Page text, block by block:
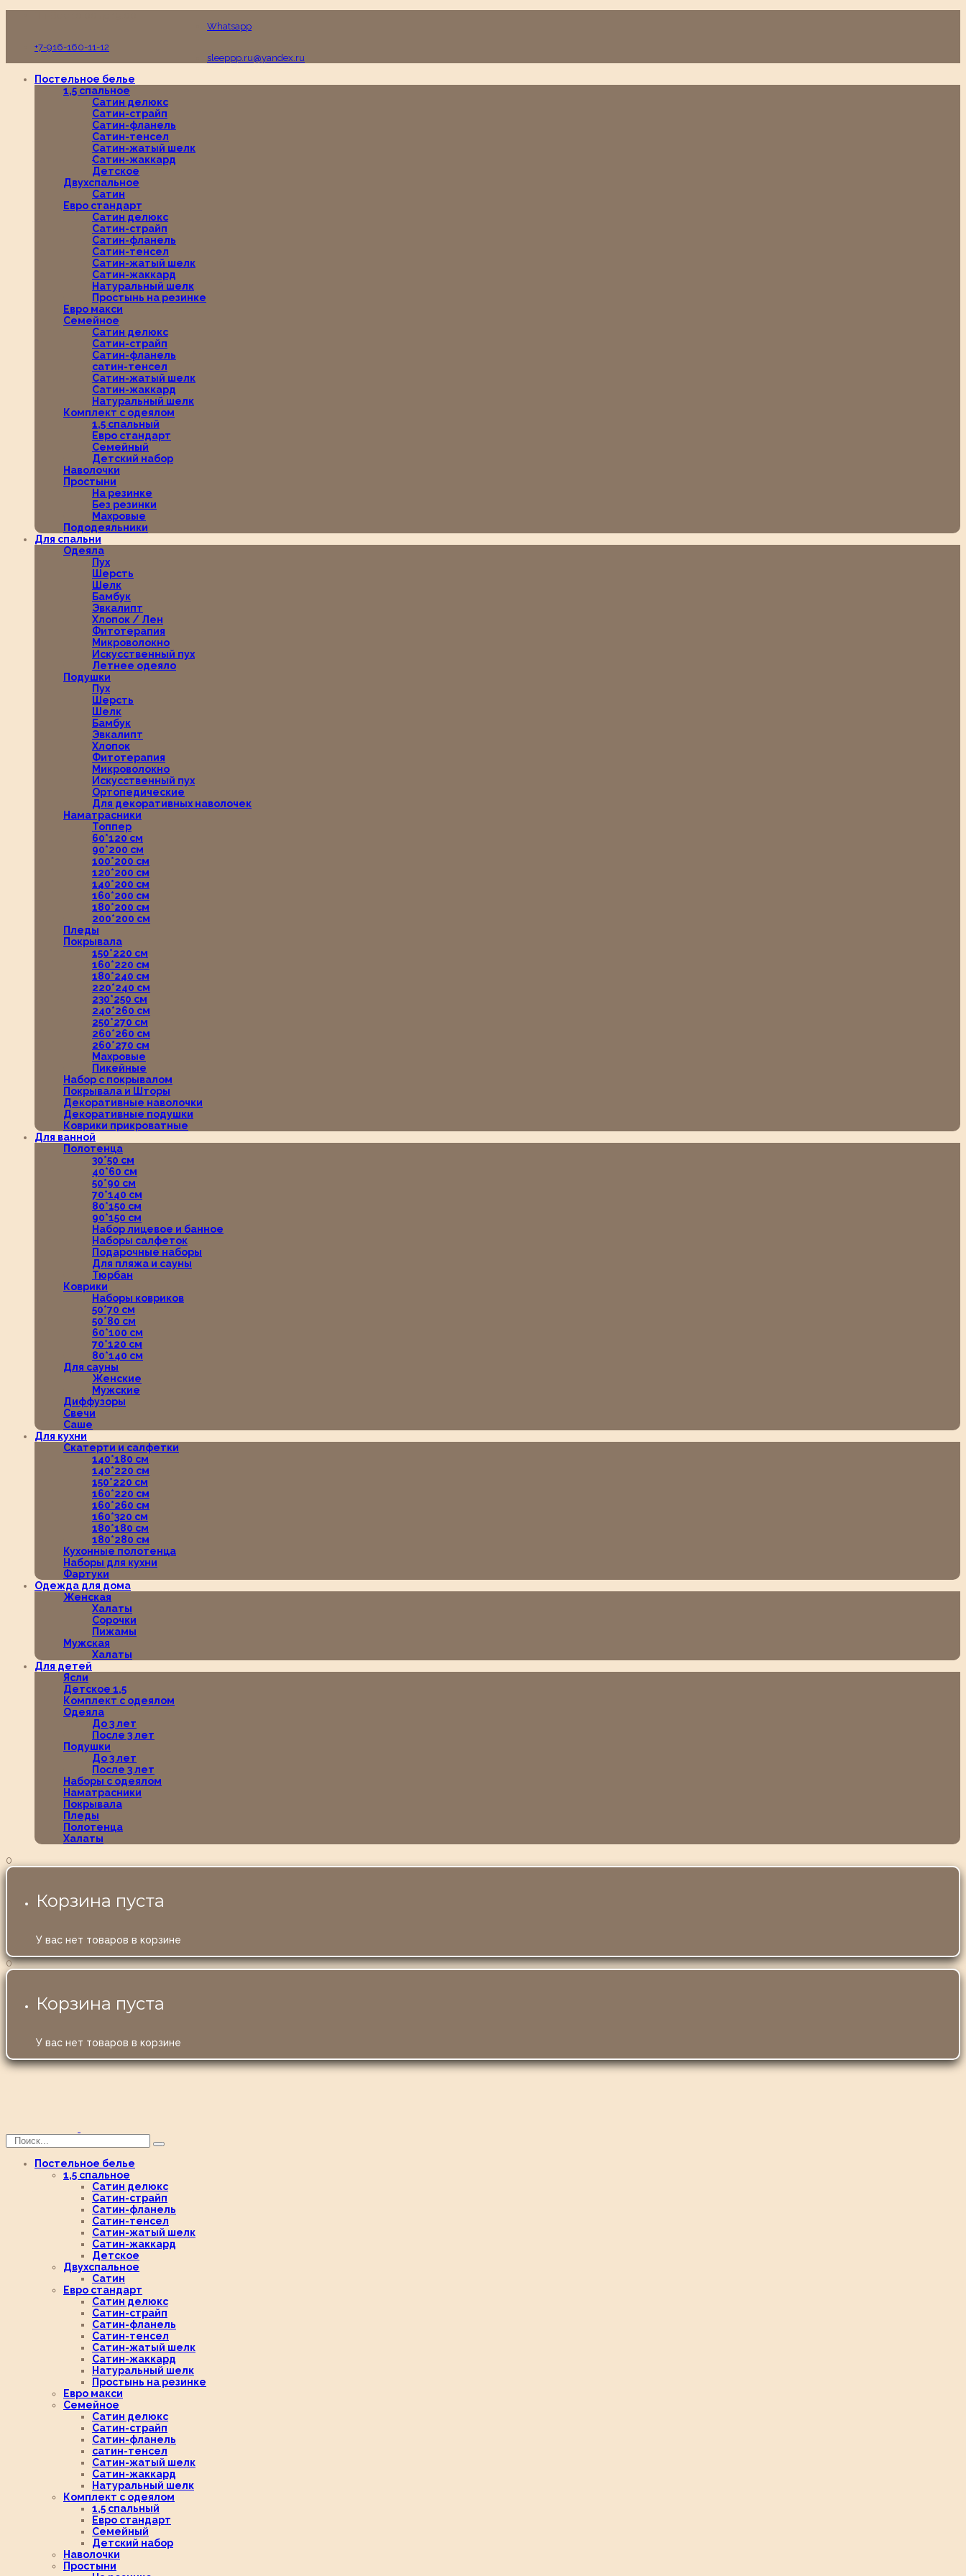
Whatsapp
+7-916-160-11-12
sleeppp.ru@yandex.ru
Постельное белье
1,5 спальное
Сатин делюкс
Сатин-страйп
Сатин-фланель
Сатин-тенсел
Сатин-жатый шелк
Сатин-жаккард
Детское
Двухспальное
Сатин
Евро стандарт
Сатин делюкс
Сатин-страйп
Сатин-фланель
Сатин-тенсел
Сатин-жатый шелк
Сатин-жаккард
Натуральный шелк
Простынь на резинке
Евро макси
Семейное
Сатин делюкс
Сатин-страйп
Сатин-фланель
сатин-тенсел
Сатин-жатый шелк
Сатин-жаккард
Натуральный шелк
Комплект с одеялом
1,5 спальный
Евро стандарт
Семейный
Детский набор
Наволочки
Простыни
На резинке
Без резинки
Махровые
Пододеяльники
Для спальни
Одеяла
Пух
Шерсть
Шелк
Бамбук
Эвкалипт
Хлопок / Лен
Фитотерапия
Микроволокно
Искусственный пух
Летнее одеяло
Подушки
Пух
Шерсть
Шелк
Бамбук
Эвкалипт
Хлопок
Фитотерапия
Микроволокно
Искусственный пух
Ортопедические
Для декоративных наволочек
Наматрасники
Топпер
60*120 см
90*200 см
100*200 см
120*200 см
140*200 см
160*200 см
180*200 см
200*200 см
Пледы
Покрывала
150*220 см
160*220 см
180*240 см
220*240 см
230*250 см
240*260 см
250*270 см
260*260 см
260*270 см
Махровые
Пикейные
Набор с покрывалом
Покрывала и Шторы
Декоративные наволочки
Декоративные подушки
Коврики прикроватные
Для ванной
Полотенца
30*50 см
40*60 см
50*90 см
70*140 см
80*150 см
90*150 см
Набор лицевое и банное
Наборы салфеток
Подарочные наборы
Для пляжа и сауны
Тюрбан
Коврики
Наборы ковриков
50*70 см
50*80 см
60*100 см
70*120 см
80*140 см
Для сауны
Женские
Мужские
Диффузоры
Свечи
Саше
Для кухни
Скатерти и салфетки
140*180 см
140*220 см
150*220 см
160*220 см
160*260 см
160*320 см
180*180 см
180*280 см
Кухонные полотенца
Наборы для кухни
Фартуки
Одежда для дома
Женская
Халаты
Сорочки
Пижамы
Мужская
Халаты
Для детей
Ясли
Детское 1,5
Комплект с одеялом
Одеяла
До 3 лет
После 3 лет
Подушки
До 3 лет
После 3 лет
Наборы с одеялом
Наматрасники
Покрывала
Пледы
Полотенца
Халаты
0
Корзина пуста
У вас нет товаров в корзине
0
Корзина пуста
У вас нет товаров в корзине
Постельное белье
1,5 спальное
Сатин делюкс
Сатин-страйп
Сатин-фланель
Сатин-тенсел
Сатин-жатый шелк
Сатин-жаккард
Детское
Двухспальное
Сатин
Евро стандарт
Сатин делюкс
Сатин-страйп
Сатин-фланель
Сатин-тенсел
Сатин-жатый шелк
Сатин-жаккард
Натуральный шелк
Простынь на резинке
Евро макси
Семейное
Сатин делюкс
Сатин-страйп
Сатин-фланель
сатин-тенсел
Сатин-жатый шелк
Сатин-жаккард
Натуральный шелк
Комплект с одеялом
1,5 спальный
Евро стандарт
Семейный
Детский набор
Наволочки
Простыни